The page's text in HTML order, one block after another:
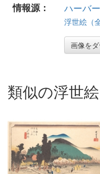
情報源：
ハーバ
浮世絵（
画像を
類似の浮世絵